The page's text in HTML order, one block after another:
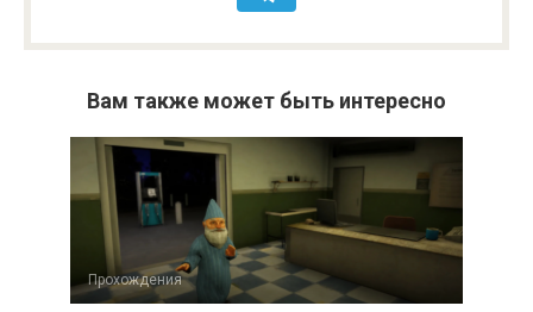
Вам также может быть интересно
Прохождения